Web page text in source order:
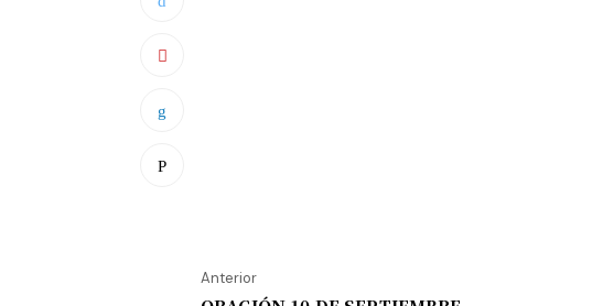
Anterior